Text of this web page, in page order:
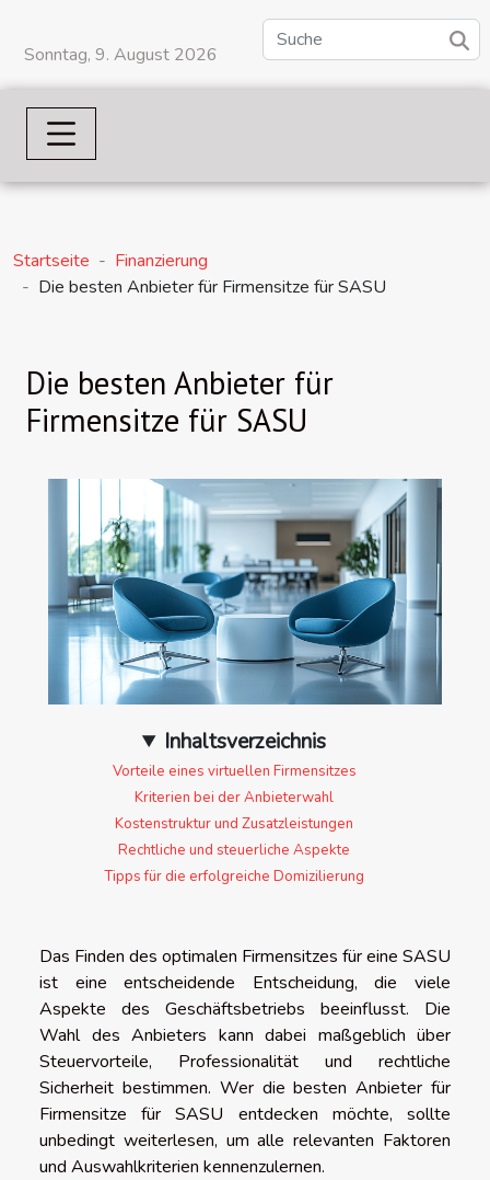
Sonntag, 9. August 2026
Startseite
Finanzierung
Die besten Anbieter für Firmensitze für SASU
Die besten Anbieter für
Firmensitze für SASU
Inhaltsverzeichnis
Vorteile eines virtuellen Firmensitzes
Kriterien bei der Anbieterwahl
Kostenstruktur und Zusatzleistungen
Rechtliche und steuerliche Aspekte
Tipps für die erfolgreiche Domizilierung
Das Finden des optimalen Firmensitzes für eine SASU
ist eine entscheidende Entscheidung, die viele
Aspekte des Geschäftsbetriebs beeinflusst. Die
Wahl des Anbieters kann dabei maßgeblich über
Steuervorteile, Professionalität und rechtliche
Sicherheit bestimmen. Wer die besten Anbieter für
Firmensitze für SASU entdecken möchte, sollte
unbedingt weiterlesen, um alle relevanten Faktoren
und Auswahlkriterien kennenzulernen.